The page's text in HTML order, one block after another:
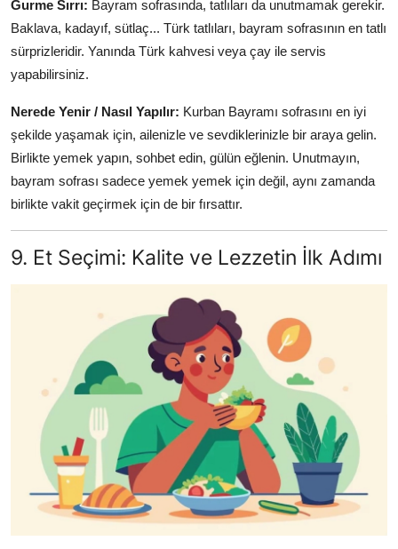
Gurme Sırrı: Bayram sofrasında, tatlıları da unutmamak gerekir.
Baklava, kadayıf, sütlaç... Türk tatlıları, bayram sofrasının en tatlı
sürprizleridir. Yanında Türk kahvesi veya çay ile servis
yapabilirsiniz.
Nerede Yenir / Nasıl Yapılır: Kurban Bayramı sofrasını en iyi
şekilde yaşamak için, ailenizle ve sevdiklerinizle bir araya gelin.
Birlikte yemek yapın, sohbet edin, gülün eğlenin. Unutmayın,
bayram sofrası sadece yemek yemek için değil, aynı zamanda
birlikte vakit geçirmek için de bir fırsattır.
9. Et Seçimi: Kalite ve Lezzetin İlk Adımı